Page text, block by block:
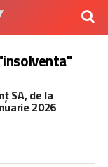
SA, de la
2026